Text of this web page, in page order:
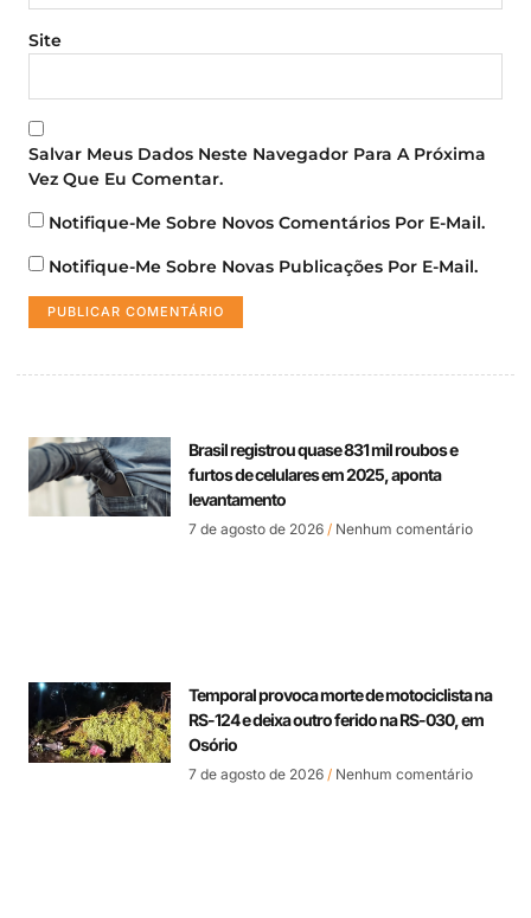
Site
Salvar Meus Dados Neste Navegador Para A Próxima
Vez Que Eu Comentar.
Notifique-Me Sobre Novos Comentários Por E-Mail.
Notifique-Me Sobre Novas Publicações Por E-Mail.
Brasil registrou quase 831 mil roubos e
furtos de celulares em 2025, aponta
levantamento
7 de agosto de 2026 Nenhum comentário
Temporal provoca morte de motociclista na
RS-124 e deixa outro ferido na RS-030, em
Osório
7 de agosto de 2026 Nenhum comentário